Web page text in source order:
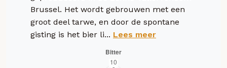
Brussel. Het wordt gebrouwen met een
groot deel tarwe, en door de spontane
gisting is het bier li... Lees meer